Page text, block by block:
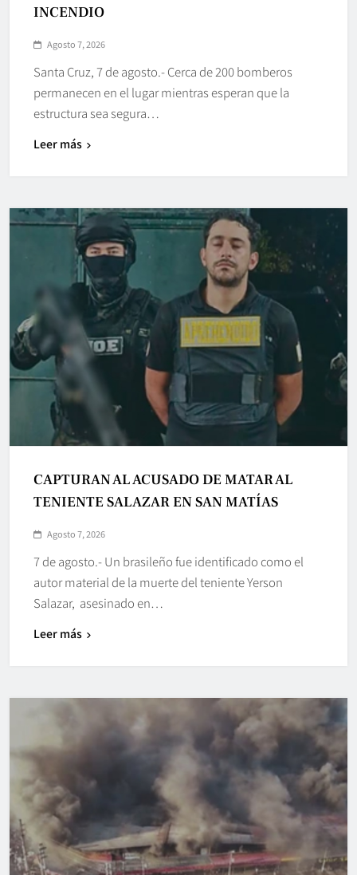
INCENDIO
Agosto 7, 2026
Santa Cruz, 7 de agosto.- Cerca de 200 bomberos
permanecen en el lugar mientras esperan que la
estructura sea segura…
Leer más
CAPTURAN AL ACUSADO DE MATAR AL
TENIENTE SALAZAR EN SAN MATÍAS
Agosto 7, 2026
7 de agosto.- Un brasileño fue identificado como el
autor material de la muerte del teniente Yerson
Salazar, asesinado en…
Leer más